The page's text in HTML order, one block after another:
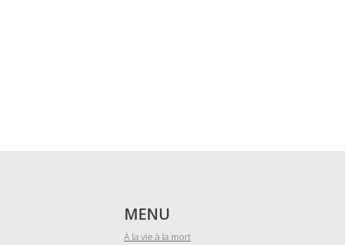
MENU
À la vie à la mort